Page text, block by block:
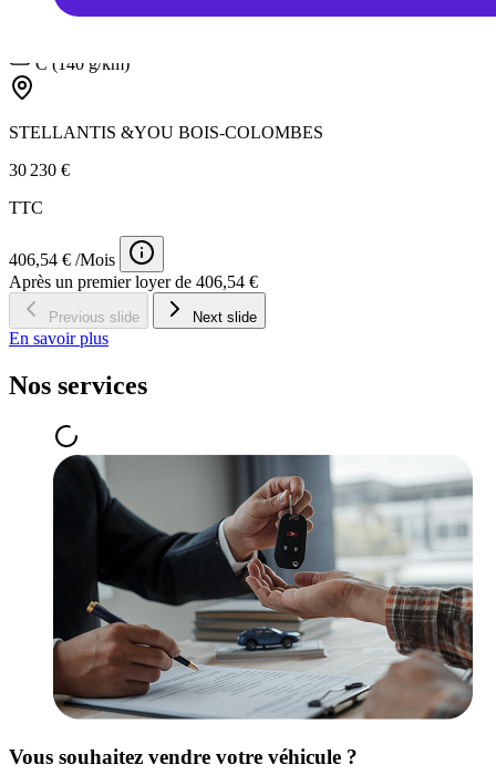
Manuelle
C (140 g/km)
STELLANTIS &YOU BOIS-COLOMBES
30 230 €
TTC
406,54 € /Mois
Après un premier loyer de 406,54 €
Previous slide Next slide
En savoir plus
Nos services
Vous souhaitez vendre votre véhicule ?